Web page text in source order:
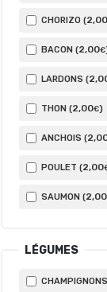
CHORIZO (2,00
BACON (2,00€
LARDONS (2
THON (2,00€)
ANCHOIS (2
POULET (2,00
SAUMON (2,00
LÉGUMES